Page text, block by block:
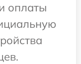
оплаты